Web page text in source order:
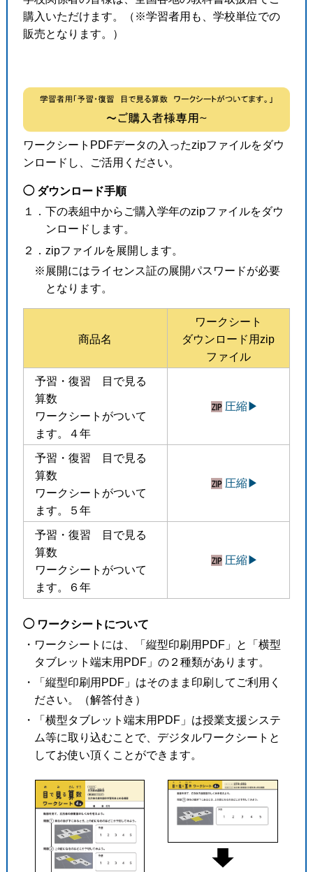
購入いただけます。（※学習者用も、学校単位での
販売となります。）
ワークシートPDFデータの入ったzipファイルをダウ
ンロードし、ご活用ください。
◯ ダウンロード手順
１．下の表組中からご購入学年のzipファイルをダウ
ンロードします。
２．zipファイルを展開します。
※展開にはライセンス証の展開パスワードが必要
となります。
商品名
ワークシート
ダウンロード用zip
ファイル
予習・復習 目で見る
算数
ワークシートがついて
ます。４年
圧縮▶︎
予習・復習 目で見る
算数
ワークシートがついて
ます。５年
圧縮▶︎
予習・復習 目で見る
算数
ワークシートがついて
ます。６年
圧縮▶︎
◯ ワークシートについて
・ワークシートには、「縦型印刷用PDF」と「横型
タブレット端末用PDF」の２種類があります。
・「縦型印刷用PDF」はそのまま印刷してご利用く
ださい。（解答付き）
・「横型タブレット端末用PDF」は授業支援システ
ム等に取り込むことで、デジタルワークシートと
してお使い頂くことができます。